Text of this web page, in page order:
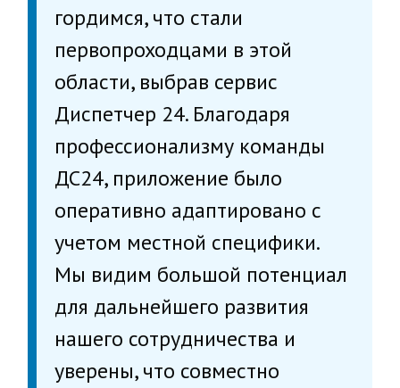
гордимся, что стали
первопроходцами в этой
области, выбрав сервис
Диспетчер 24. Благодаря
профессионализму команды
ДС24, приложение было
оперативно адаптировано с
учетом местной специфики.
Мы видим большой потенциал
для дальнейшего развития
нашего сотрудничества и
уверены, что совместно